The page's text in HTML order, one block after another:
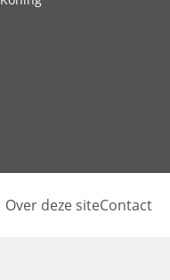
Over deze siteContact